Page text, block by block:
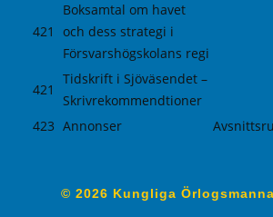
421
Boksamtal om havet
och dess strategi i
Försvarshögskolans regi
421
Tidskrift i Sjöväsendet –
Skrivrekommendtioner
423 Annonser
© 2026 Kungliga